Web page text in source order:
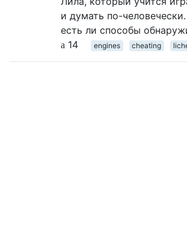
и думать по-
есть ли способы
14
engines cheating